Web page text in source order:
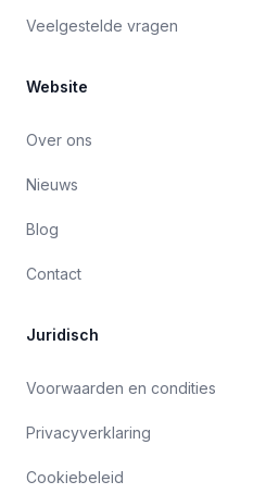
Veelgestelde vragen
Website
Over ons
Nieuws
Blog
Contact
Juridisch
Voorwaarden en condities
Privacyverklaring
Cookiebeleid